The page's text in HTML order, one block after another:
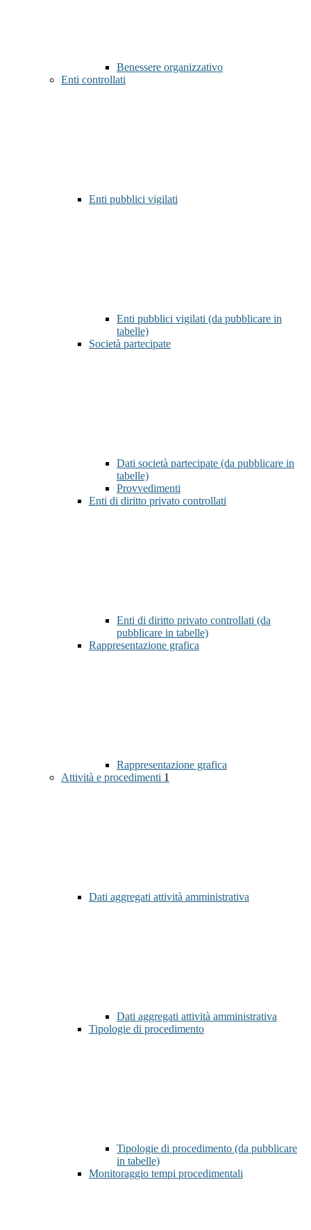
Benessere organizzativo
Enti controllati
Enti pubblici vigilati
Enti pubblici vigilati (da pubblicare in
tabelle)
Società partecipate
Dati società partecipate (da pubblicare in
tabelle)
Provvedimenti
Enti di diritto privato controllati
Enti di diritto privato controllati (da
pubblicare in tabelle)
Rappresentazione grafica
Rappresentazione grafica
Attività e procedimenti 1
Dati aggregati attività amministrativa
Dati aggregati attività amministrativa
Tipologie di procedimento
Tipologie di procedimento (da pubblicare
in tabelle)
Monitoraggio tempi procedimentali